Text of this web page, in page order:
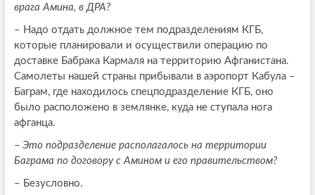
врага Амина, в ДРА?
– Надо отдать должное тем подразделениям КГБ,
которые планировали и осуществили операцию по
доставке Бабрака Кармаля на территорию Афганистана.
Самолеты нашей страны прибывали в аэропорт Кабула –
Баграм, где находилось спецподразделение КГБ, оно
было расположено в землянке, куда не ступала нога
афганца.
– Это подразделение располагалось на территории
Баграма по договору с Амином и его правительством?
– Безусловно.